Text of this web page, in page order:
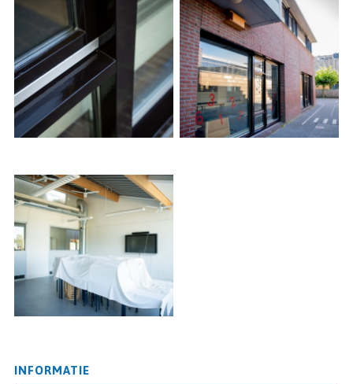
INFORMATIE